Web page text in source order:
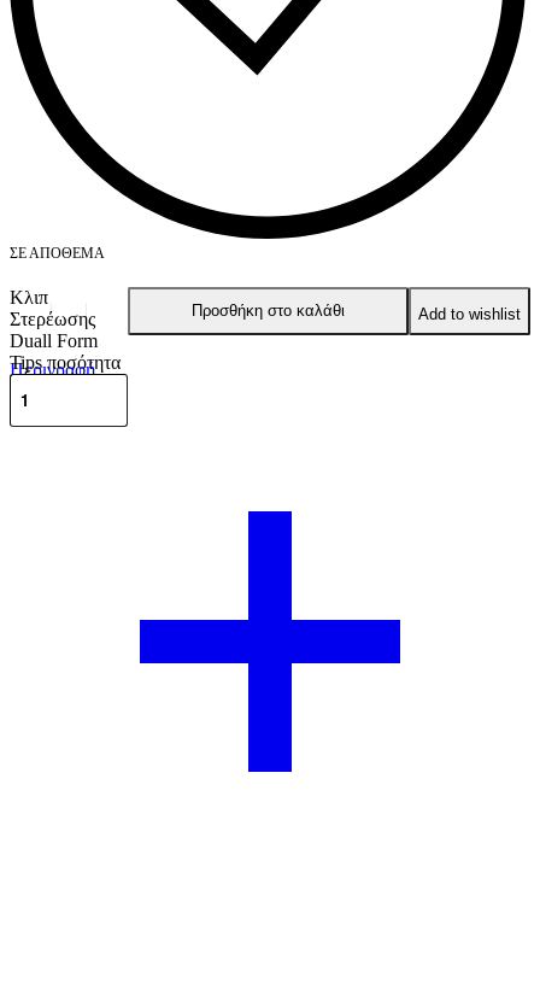
ΣΕ ΑΠΌΘΕΜΑ
Κλιπ
Στερέωσης
Duall Form
Tips ποσότητα
Προσθήκη στο καλάθι Add to wishlist
Περιγραφή